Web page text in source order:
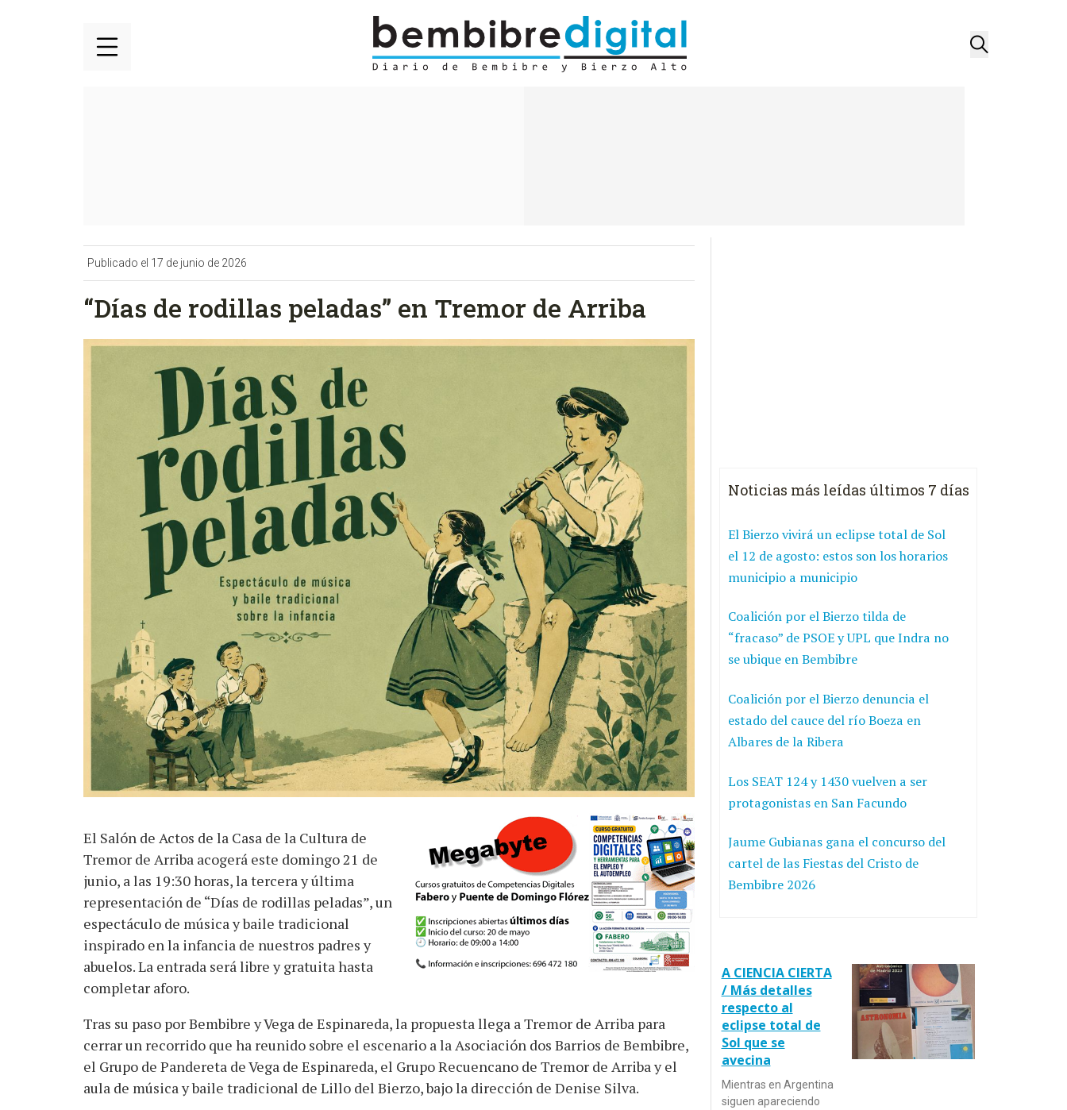
Publicado el 17 de junio de 2026
“Días de rodillas peladas” en Tremor de Arriba
El Salón de Actos de la Casa de la Cultura de
Tremor de Arriba acogerá este domingo 21 de
junio, a las 19:30 horas, la tercera y última
representación de “Días de rodillas peladas”, un
espectáculo de música y baile tradicional
inspirado en la infancia de nuestros padres y
abuelos. La entrada será libre y gratuita hasta
completar aforo.
Tras su paso por Bembibre y Vega de Espinareda, la propuesta llega a Tremor de Arriba para
cerrar un recorrido que ha reunido sobre el escenario a la Asociación dos Barrios de Bembibre,
el Grupo de Pandereta de Vega de Espinareda, el Grupo Recuencano de Tremor de Arriba y el
aula de música y baile tradicional de Lillo del Bierzo, bajo la dirección de Denise Silva.
Noticias más leídas últimos 7 días
El Bierzo vivirá un eclipse total de Sol
el 12 de agosto: estos son los horarios
municipio a municipio
Coalición por el Bierzo tilda de
“fracaso” de PSOE y UPL que Indra no
se ubique en Bembibre
Coalición por el Bierzo denuncia el
estado del cauce del río Boeza en
Albares de la Ribera
Los SEAT 124 y 1430 vuelven a ser
protagonistas en San Facundo
Jaume Gubianas gana el concurso del
cartel de las Fiestas del Cristo de
Bembibre 2026
A CIENCIA CIERTA
/ Más detalles
respecto al
eclipse total de
Sol que se
avecina
Mientras en Argentina
siguen apareciendo